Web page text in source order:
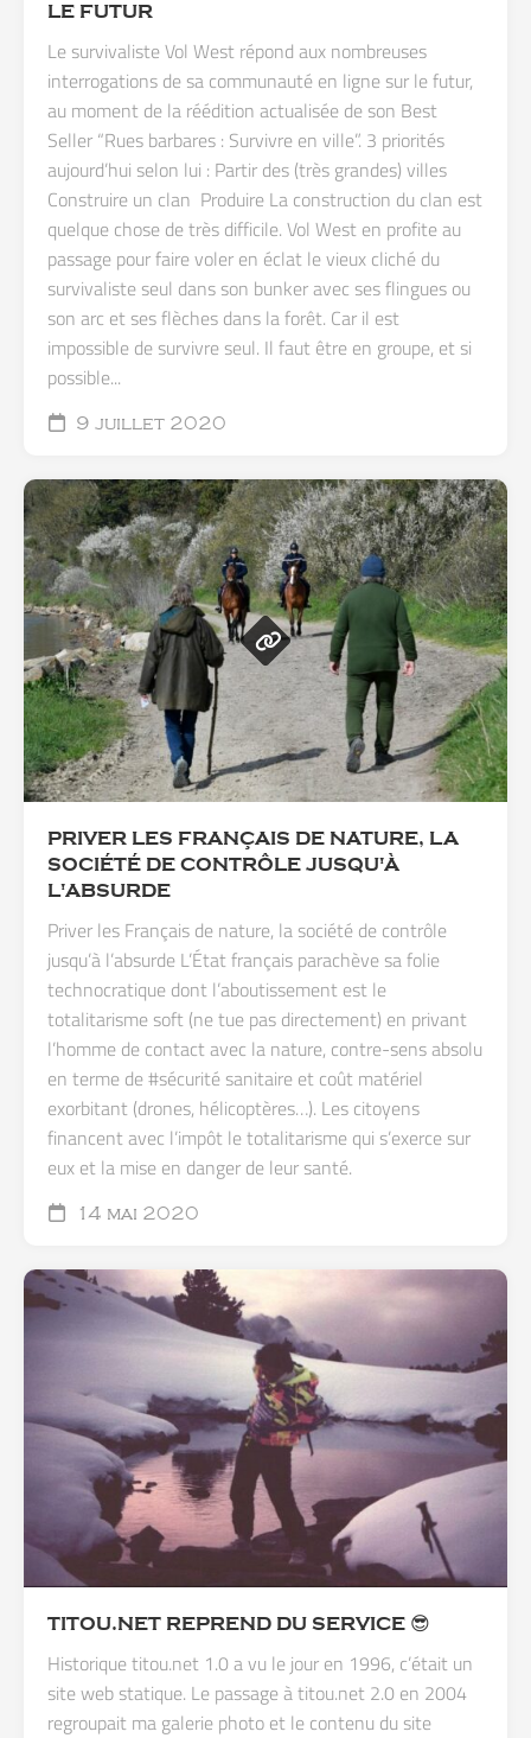
LE FUTUR
Le survivaliste Vol West répond aux nombreuses
interrogations de sa communauté en ligne sur le futur,
au moment de la réédition actualisée de son Best
Seller “Rues barbares : Survivre en ville”. 3 priorités
aujourd’hui selon lui : Partir des (très grandes) villes
Construire un clan Produire La construction du clan est
quelque chose de très difficile. Vol West en profite au
passage pour faire voler en éclat le vieux cliché du
survivaliste seul dans son bunker avec ses flingues ou
son arc et ses flèches dans la forêt. Car il est
impossible de survivre seul. Il faut être en groupe, et si
possible...
9 juillet 2020
PRIVER LES FRANÇAIS DE NATURE, LA
SOCIÉTÉ DE CONTRÔLE JUSQU'À
L'ABSURDE
Priver les Français de nature, la société de contrôle
jusqu’à l’absurde L’État français parachève sa folie
technocratique dont l’aboutissement est le
totalitarisme soft (ne tue pas directement) en privant
l’homme de contact avec la nature, contre-sens absolu
en terme de #sécurité sanitaire et coût matériel
exorbitant (drones, hélicoptères…). Les citoyens
financent avec l’impôt le totalitarisme qui s’exerce sur
eux et la mise en danger de leur santé.
14 mai 2020
TITOU.NET REPREND DU SERVICE 😎
Historique titou.net 1.0 a vu le jour en 1996, c’était un
site web statique. Le passage à titou.net 2.0 en 2004
regroupait ma galerie photo et le contenu du site